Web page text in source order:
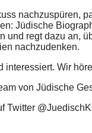
nachzuspüren,
Jüdische
und regt dazu an,
nachzudenken.
interessiert. Wir
von Jüdische
Twitter